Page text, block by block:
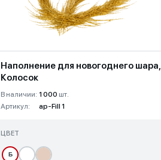
Наполнение для новогоднего шара,
Колосок
В наличии: 1 000 шт.
Артикул:
ap-Fill 1
ЦВЕТ
Б